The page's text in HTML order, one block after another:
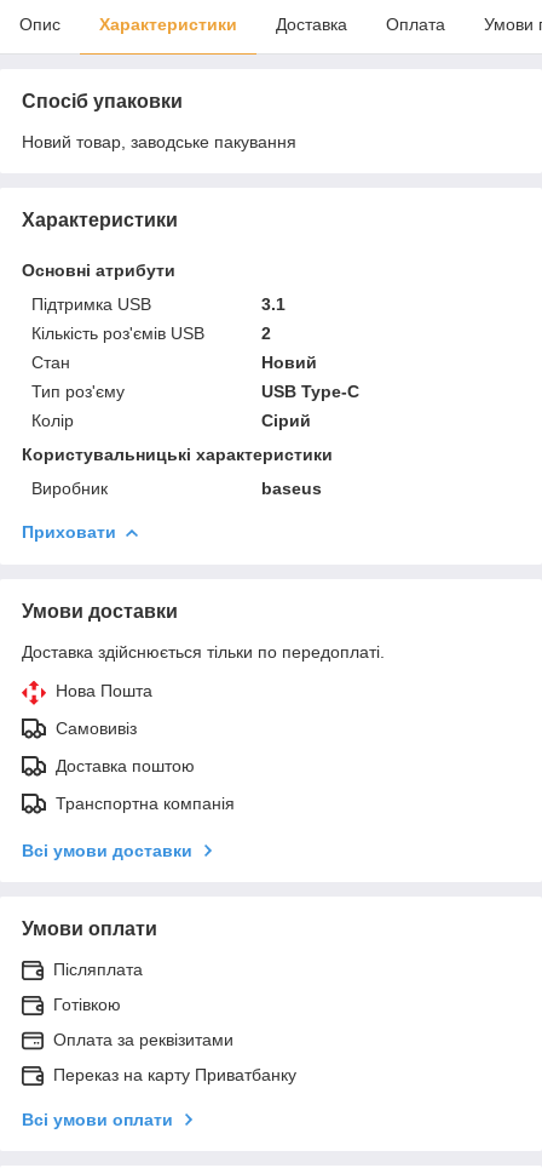
Опис Характеристики Доставка Оплата Умови
Спосіб упаковки
Новий товар, заводське пакування
Характеристики
Основні атрибути
Підтримка USB
3.1
Кількість роз'ємів USB
2
Стан
Новий
Тип роз'єму
USB Type-C
Колір
Сірий
Користувальницькі характеристики
Виробник
baseus
Приховати
Умови доставки
Доставка здійснюється тільки по передоплаті.
Нова Пошта
Самовивіз
Доставка поштою
Транспортна компанія
Всі умови доставки
Умови оплати
Післяплата
Готівкою
Оплата за реквізитами
Переказ на карту Приватбанку
Всі умови оплати